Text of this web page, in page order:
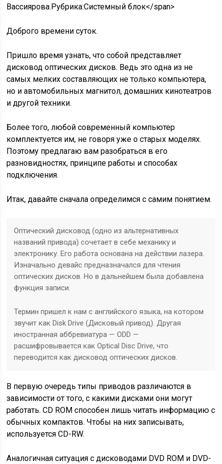
Вассиярова.Рубрика:Системный блок</span>
Доброго времени суток.
Пришло время узнать, что собой представляет
дисковод оптических дисков. Ведь это одна из не
самых мелких составляющих не только компьютера,
но и автомобильных магнитол, домашних кинотеатров
и другой техники.
Более того, любой современный компьютер
комплектуется им, не говоря уже о старых моделях.
Поэтому предлагаю вам разобраться в его
разновидностях, принципе работы и способах
подключения.
Итак, давайте сначала определимся с самим понятием.
Оптический дисковод (одно из альтернативных
названий привода) сочетает в себе механику и
электронику. Его работа основана на действии лазера.
Изначально девайс предназначался для чтения
оптических дисков. Но в дальнейшем была добавлена
функция записи.
Термин пришел к нам с английского языка, на котором
звучит как Disk Drive (Дисковый привод). Другая
иностранная аббревиатура — ODD —
расшифровывается как Optical Disc Drive, что
переводится как дисковод оптических дисков.
В первую очередь типы приводов различаются в
зависимости от того, с какими дисками они могут
работать. CD ROM способен лишь читать информацию с
обычных компактов. Чтобы на них записывать,
используется CD-RW.
Аналогичная ситуация с дисководами DVD ROM и DVD-